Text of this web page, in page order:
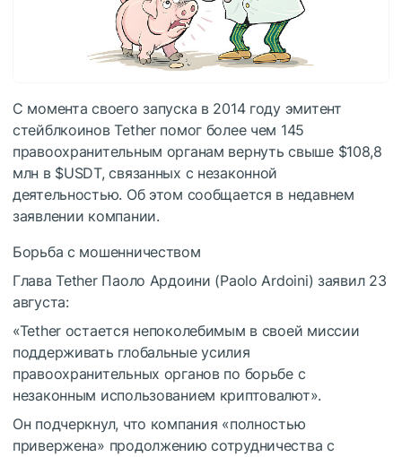
С момента своего запуска в 2014 году эмитент
стейблкоинов Tether помог более чем 145
правоохранительным органам вернуть свыше $108,8
млн в $USDT, связанных с незаконной
деятельностью. Об этом сообщается в недавнем
заявлении компании.
Борьба с мошенничеством
Глава Tether Паоло Ардоини (Paolo Ardoini) заявил 23
августа:
«Tether остается непоколебимым в своей миссии
поддерживать глобальные усилия
правоохранительных органов по борьбе с
незаконным использованием криптовалют».
Он подчеркнул, что компания «полностью
привержена» продолжению сотрудничества с